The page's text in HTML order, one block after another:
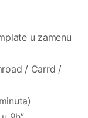
u zamenu
/ Carrd /